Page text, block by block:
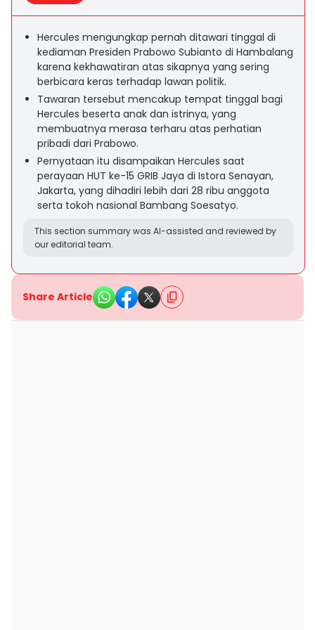
Hercules mengungkap pernah ditawari tinggal di
kediaman Presiden Prabowo Subianto di Hambalang
karena kekhawatiran atas sikapnya yang sering
berbicara keras terhadap lawan politik.
Tawaran tersebut mencakup tempat tinggal bagi
Hercules beserta anak dan istrinya, yang
membuatnya merasa terharu atas perhatian
pribadi dari Prabowo.
Pernyataan itu disampaikan Hercules saat
perayaan HUT ke-15 GRIB Jaya di Istora Senayan,
Jakarta, yang dihadiri lebih dari 28 ribu anggota
serta tokoh nasional Bambang Soesatyo.
This section summary was AI-assisted and reviewed by
our editorial team.
Share Article